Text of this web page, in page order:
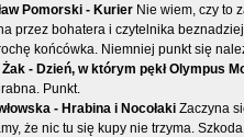
Pomorski - Kurier Nie wiem, czy to
przez bohatera i czytelnika
końcówka. Niemniej punkt się
- Dzień, w którym pękł Olympus
Punkt.
- Hrabina i Nocołaki Zaczyna
że nic tu się kupy nie trzyma.